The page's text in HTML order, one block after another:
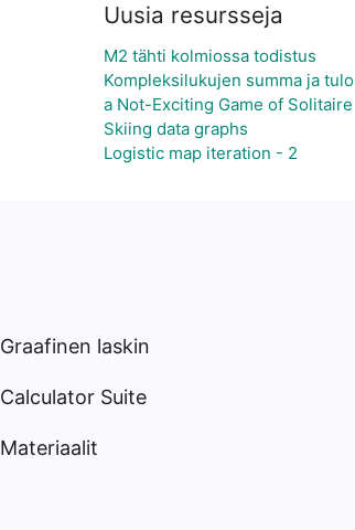
Uusia resursseja
M2 tähti kolmiossa todistus
Kompleksilukujen summa ja tulo
a Not-Exciting Game of Solitaire
Skiing data graphs
Logistic map iteration - 2
Graafinen laskin
Calculator Suite
Materiaalit